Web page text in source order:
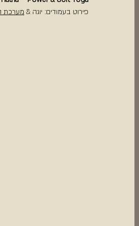
פירוט בעמודים: יוגה & מערכת